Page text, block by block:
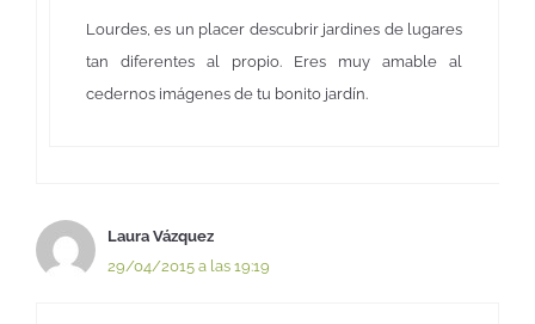
Lourdes, es un placer descubrir jardines de lugares
tan diferentes al propio. Eres muy amable al
cedernos imágenes de tu bonito jardín.
Laura Vázquez
29/04/2015 a las 19:19